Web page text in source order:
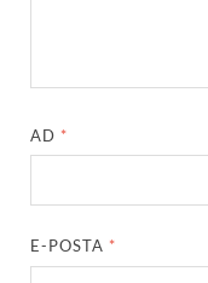
AD *
E-POSTA *